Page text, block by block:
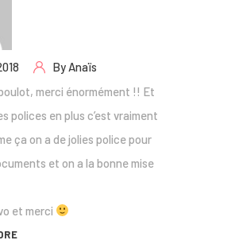
By Anaïs
merci énormément !! Et
polices en plus c’est vraiment
ça on a de jolies police pour
et on a la bonne mise
et merci